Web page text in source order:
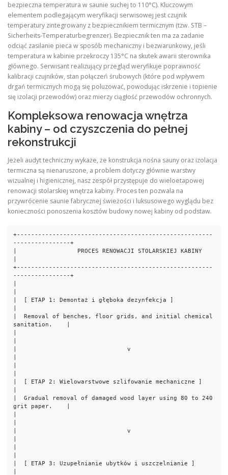
bezpieczna temperatura w saunie suchej to 110°C). Kluczowym
elementem podlegającym weryfikacji serwisowej jest czujnik
temperatury zintegrowany z bezpiecznikiem termicznym (tzw. STB –
Sicherheits-Temperaturbegrenzer). Bezpiecznik ten ma za zadanie
odciąć zasilanie pieca w sposób mechaniczny i bezwarunkowy, jeśli
temperatura w kabinie przekroczy 135°C na skutek awarii sterownika
głównego. Serwisant realizujący przegląd weryfikuje poprawność
kalibracji czujników, stan połączeń śrubowych (które pod wpływem
drgań termicznych mogą się poluzować, powodując iskrzenie i topienie
się izolacji przewodów) oraz mierzy ciągłość przewodów ochronnych.
Kompleksowa renowacja wnętrza
kabiny – od czyszczenia do pełnej
rekonstrukcji
Jeżeli audyt techniczny wykaże, że konstrukcja nośna sauny oraz izolacja
termiczna są nienaruszone, a problem dotyczy głównie warstwy
wizualnej i higienicznej, nasz zespół przystępuje do wieloetapowej
renowacji stolarskiej wnętrza kabiny. Proces ten pozwala na
przywrócenie saunie fabrycznej świeżości i luksusowego wyglądu bez
konieczności ponoszenia kosztów budowy nowej kabiny od podstaw.
+-------------------------------------------------------
----------------+
|                 PROCES RENOWACJI STOLARSKIEJ KABINY
+-------------------------------------------------------
----------------+
|  [ ETAP 1: Demontaż i głęboka dezynfekcja ]
|  Removal of benches, floor grids, and initial chemical
sanitation.    |
|                               v
|  [ ETAP 2: Wielowarstwowe szlifowanie mechaniczne ]
|  Gradual removal of damaged wood layer using 80 to 240
grit paper.    |
|                               v
|  [ ETAP 3: Uzupełnianie ubytków i uszczelnianie ]